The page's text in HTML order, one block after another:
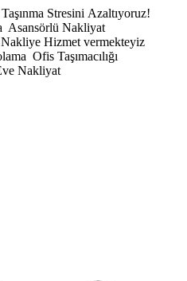
Taşınma Stresini Azaltıyoruz!
Asansörlü Nakliyat
Hizmet vermekteyiz
Ofis Taşımacılığı
Nakliyat